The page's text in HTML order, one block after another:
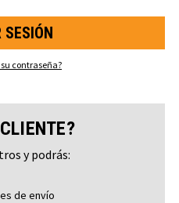
contraseña?
y podrás:
de envío